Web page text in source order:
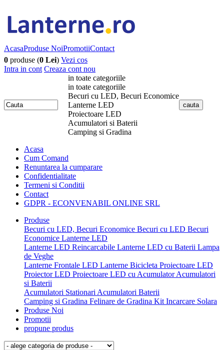
AcasaProduse NoiPromotiiContact
0 produse (0 Lei) Vezi cos
Intra in cont Creaza cont nou
in toate categoriile
in toate categoriile
Becuri cu LED, Becuri Economice
Lanterne LED
Proiectoare LED
Acumulatori si Baterii
Camping si Gradina
Acasa
Cum Comand
Renuntarea la cumparare
Confidentialitate
Termeni si Conditii
Contact
GDPR - ECONVENABIL ONLINE SRL
Produse
Becuri cu LED, Becuri Economice Becuri cu LED Becuri
Economice Lanterne LED
Lanterne LED Reincarcabile Lanterne LED cu Baterii Lampa
de Veghe
Lanterne Frontale LED Lanterne Bicicleta Proiectoare LED
Proiector LED Proiectoare LED cu AcumulatorAcumulatori
si Baterii
Acumulatori Stationari Acumulatori Baterii
Camping si Gradina Felinare de Gradina Kit Incarcare Solara
Produse Noi
Promotii
propune produs